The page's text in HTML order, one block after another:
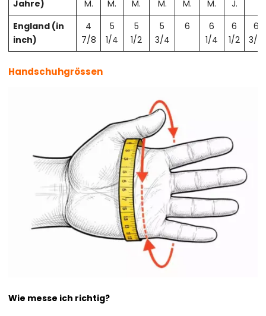
Jahre)
M.
M.
M.
M.
M.
M.
J.
England (in
inch)
4
7/8
5
1/4
5
1/2
5
3/4
6
6
1/4
6
1/2
6
3/4
Handschuhgrössen
Wie messe ich richtig?